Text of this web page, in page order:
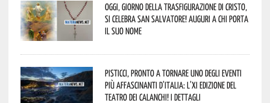
Oggi, giorno della Trasfigurazione di Cristo,
si celebra San Salvatore! Auguri a chi porta
il suo nome
Pisticci, pronto a tornare uno degli eventi
più affascinanti d’Italia: l’XI edizione del
Teatro dei Calanchi! I dettagli